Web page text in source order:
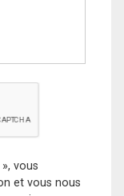
vous
et vous nous